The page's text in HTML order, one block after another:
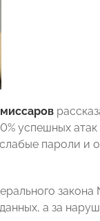
успешных атак
пароли и
а за